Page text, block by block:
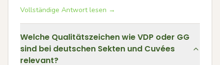
Vollständige Antwort lesen →
Welche Qualitätszeichen wie VDP oder GG
sind bei deutschen Sekten und Cuvées
relevant?